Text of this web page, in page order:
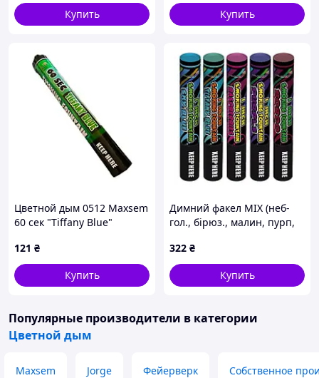
Купить
Купить
Цветной дым 0512 Maxsem
60 сек "Tiffany Blue"
121 ₴
Купить
Димний факел MIX (неб-
гол., бірюз., малин, пурп,
УП. 5ШТ, MAXSEM
322 ₴
Купить
Популярные производители в категории
Цветной дым
Maxsem Jorge Фейерверк Собственное